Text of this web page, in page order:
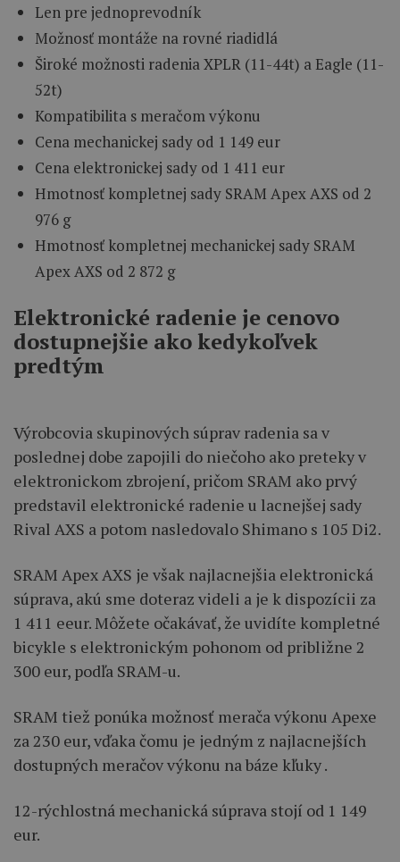
Len pre jednoprevodník
Možnosť montáže na rovné riadidlá
Široké možnosti radenia XPLR (11-44t) a Eagle (11-
52t)
Kompatibilita s meračom výkonu
Cena mechanickej sady od 1 149 eur
Cena elektronickej sady od 1 411 eur
Hmotnosť kompletnej sady SRAM Apex AXS od 2
976 g
Hmotnosť kompletnej mechanickej sady SRAM
Apex AXS od 2 872 g
Elektronické radenie je cenovo
dostupnejšie ako kedykoľvek
predtým
Výrobcovia skupinových súprav radenia sa v
poslednej dobe zapojili do niečoho ako preteky v
elektronickom zbrojení, pričom SRAM ako prvý
predstavil elektronické radenie u lacnejšej sady
Rival AXS a potom nasledovalo Shimano s 105 Di2.
SRAM Apex AXS je však najlacnejšia elektronická
súprava, akú sme doteraz videli a je k dispozícii za
1 411 eeur. Môžete očakávať, že uvidíte kompletné
bicykle s elektronickým pohonom od približne 2
300 eur, podľa SRAM-u.
SRAM tiež ponúka možnosť merača výkonu Apexe
za 230 eur, vďaka čomu je jedným z najlacnejších
dostupných meračov výkonu na báze kľuky .
12-rýchlostná mechanická súprava stojí od 1 149
eur.